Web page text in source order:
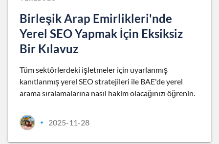
Birleşik Arap Emirlikleri'nde
Yerel SEO Yapmak İçin Eksiksiz
Bir Kılavuz
Tüm sektörlerdeki işletmeler için uyarlanmış
kanıtlanmış yerel SEO stratejileri ile BAE'de yerel
arama sıralamalarına nasıl hakim olacağınızı öğrenin.
• 2025-11-28